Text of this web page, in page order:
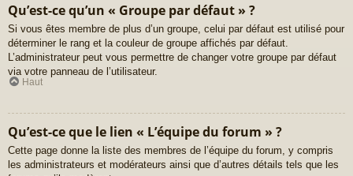
Qu’est-ce qu’un « Groupe par défaut » ?
Si vous êtes membre de plus d’un groupe, celui par défaut est utilisé pour
déterminer le rang et la couleur de groupe affichés par défaut.
L’administrateur peut vous permettre de changer votre groupe par défaut
via votre panneau de l’utilisateur.
Haut
Qu’est-ce que le lien « L’équipe du forum » ?
Cette page donne la liste des membres de l’équipe du forum, y compris
les administrateurs et modérateurs ainsi que d’autres détails tels que les